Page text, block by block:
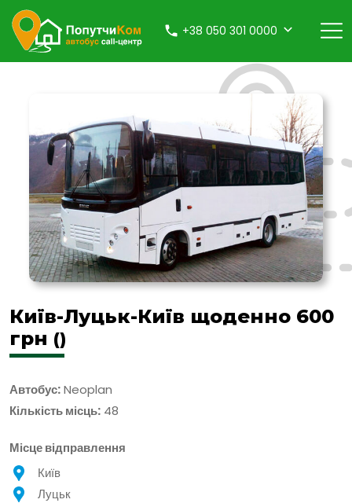
+38 050 301 0000
Київ-Луцьк-Київ щоденно 600
грн ()
Автобус:Neoplan
Кількість місць: 48
Місце відправлення
Київ
Луцьк